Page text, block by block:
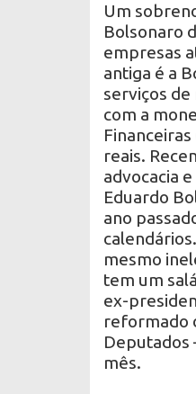
Um
Bolsonaro
empresas
antiga é a
serviços
com a
reais.
advocacia
Eduardo
ano
mesmo
tem um
ex-
reformado
Deputados
mês.